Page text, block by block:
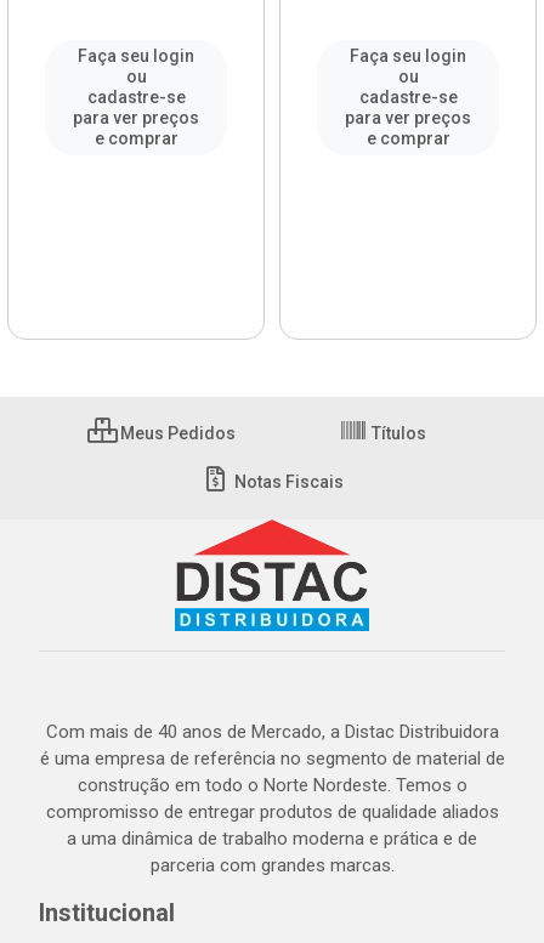
Faça seu login
ou
cadastre-se
para ver preços
e comprar
Faça seu login
ou
cadastre-se
para ver preços
e comprar
Meus Pedidos Títulos
Notas Fiscais
Com mais de 40 anos de Mercado, a Distac Distribuidora
é uma empresa de referência no segmento de material de
construção em todo o Norte Nordeste. Temos o
compromisso de entregar produtos de qualidade aliados
a uma dinâmica de trabalho moderna e prática e de
parceria com grandes marcas.
Institucional